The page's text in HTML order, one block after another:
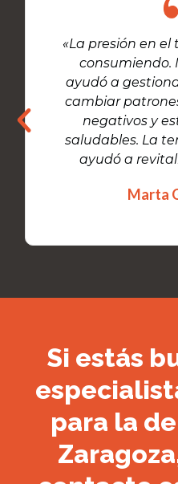
«La presión en
consumiendo.
ayudó a
cambiar
negativos y
saludables. La
ayudó a
Marta
Si estás
para la